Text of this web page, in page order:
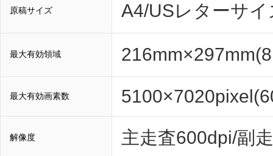
原稿サイズ A4/USレターサイ
最大有効領域
最大有効画素数
解像度 主走査600dpi/副